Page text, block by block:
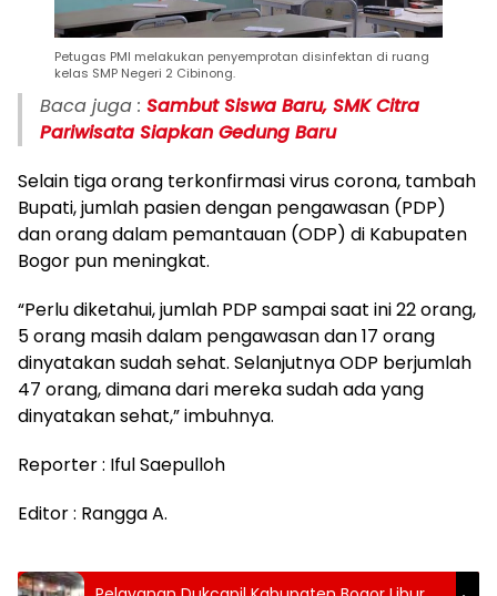
Petugas PMI melakukan penyemprotan disinfektan di ruang
kelas SMP Negeri 2 Cibinong.
Baca juga : Sambut Siswa Baru, SMK Citra
Pariwisata Siapkan Gedung Baru
Selain tiga orang terkonfirmasi virus corona, tambah
Bupati, jumlah pasien dengan pengawasan (PDP)
dan orang dalam pemantauan (ODP) di Kabupaten
Bogor pun meningkat.
“Perlu diketahui, jumlah PDP sampai saat ini 22 orang,
5 orang masih dalam pengawasan dan 17 orang
dinyatakan sudah sehat. Selanjutnya ODP berjumlah
47 orang, dimana dari mereka sudah ada yang
dinyatakan sehat,” imbuhnya.
Reporter : Iful Saepulloh
Editor : Rangga A.